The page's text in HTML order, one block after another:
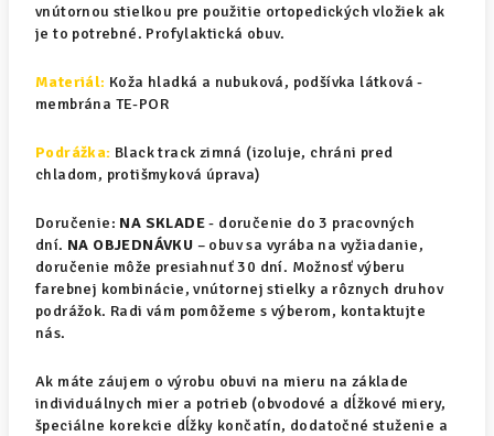
vnútornou stielkou pre použitie ortopedických vložiek ak
je to potrebné. Profylaktická obuv.
Materiál: Koža hladká a nubuková, podšívka látková -
membrána TE-POR
Podrážka: Black track zimná (izoluje, chráni pred
chladom, protišmyková úprava)
Doručenie: NA SKLADE- doručenie do 3 pracovných
dní. NA OBJEDNÁVKU – obuv sa vyrába na vyžiadanie,
doručenie môže presiahnuť 30 dní. Možnosť výberu
farebnej kombinácie, vnútornej stielky a rôznych druhov
podrážok. Radi vám pomôžeme s výberom, kontaktujte
nás.
Ak máte záujem o výrobu obuvi na mieru na základe
individuálnych mier a potrieb (obvodové a dĺžkové miery,
špeciálne korekcie dĺžky končatín, dodatočné stuženie a